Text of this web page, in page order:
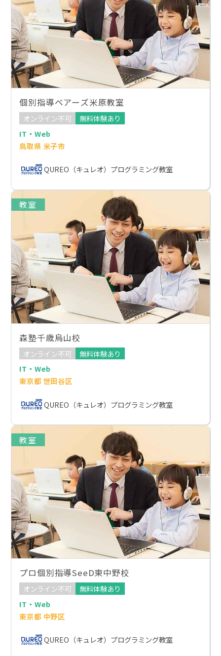
個別指導ベアーズ米原教室
オンライン不可
無料体験あり
IT・Web
鳥取県 米子市
QUREO（キュレオ）プログラミング教室
教室
森塾千歳烏山校
オンライン不可
無料体験あり
IT・Web
東京都 世田谷区
QUREO（キュレオ）プログラミング教室
教室
プロ個別指導SeeD東中野校
オンライン不可
無料体験あり
IT・Web
東京都 中野区
QUREO（キュレオ）プログラミング教室